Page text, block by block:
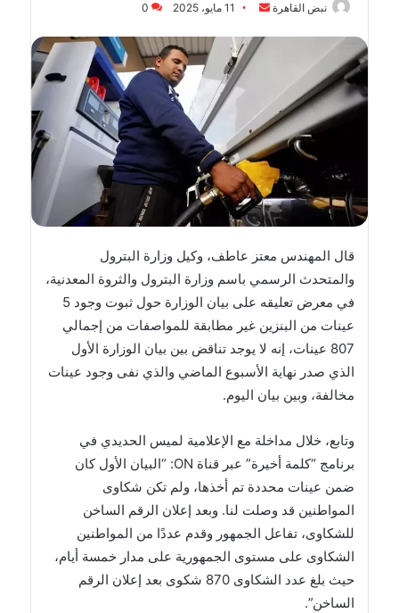
نبض القاهرة
أرسل
إلكترونيا
11 مايو، 2025 0
قال المهندس معتز عاطف، وكيل وزارة البترول
والمتحدث الرسمي باسم وزارة البترول والثروة المعدنية،
في معرض تعليقه على بيان الوزارة حول ثبوت وجود 5
عينات من البنزين غير مطابقة للمواصفات من إجمالي
807 عينات، إنه لا يوجد تناقض بين بيان الوزارة الأول
الذي صدر نهاية الأسبوع الماضي والذي نفى وجود عينات
مخالفة، وبين بيان اليوم.
وتابع، خلال مداخلة مع الإعلامية لميس الحديدي في
برنامج “كلمة أخيرة” عبر قناة ON: “البيان الأول كان
ضمن عينات محددة تم أخذها، ولم تكن شكاوى
المواطنين قد وصلت لنا. وبعد إعلان الرقم الساخن
للشكاوى، تفاعل الجمهور وقدم عددًا من المواطنين
الشكاوى على مستوى الجمهورية على مدار خمسة أيام،
حيث بلغ عدد الشكاوى 870 شكوى بعد إعلان الرقم
الساخن”.